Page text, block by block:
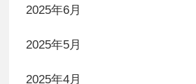
2025年6月
2025年5月
2025年4月